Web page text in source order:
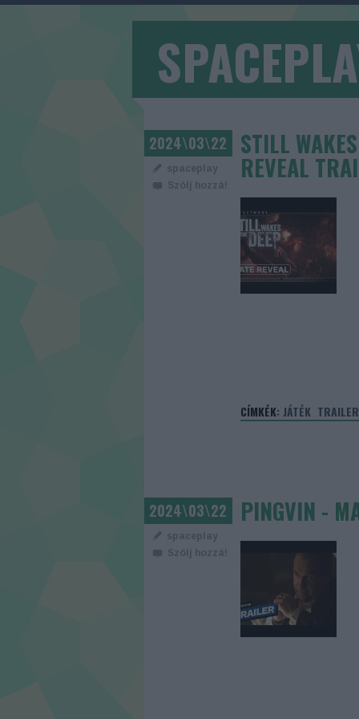
2024\03\22
spaceplay
Szólj hozzá!
STILL
REVEAL
CÍMKÉK: JÁTÉK TRAILER
2024\03\22
spaceplay
Szólj hozzá!
PINGVIN -